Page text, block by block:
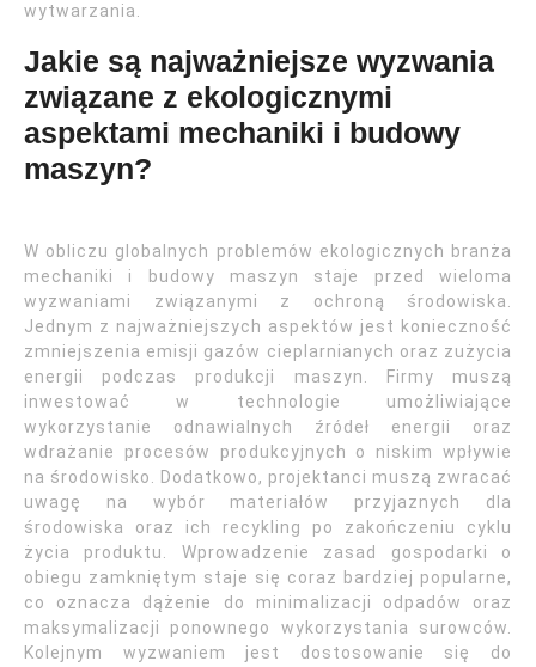
wytwarzania.
Jakie są najważniejsze wyzwania
związane z ekologicznymi
aspektami mechaniki i budowy
maszyn?
W obliczu globalnych problemów ekologicznych branża
mechaniki i budowy maszyn staje przed wieloma
wyzwaniami związanymi z ochroną środowiska.
Jednym z najważniejszych aspektów jest konieczność
zmniejszenia emisji gazów cieplarnianych oraz zużycia
energii podczas produkcji maszyn. Firmy muszą
inwestować w technologie umożliwiające
wykorzystanie odnawialnych źródeł energii oraz
wdrażanie procesów produkcyjnych o niskim wpływie
na środowisko. Dodatkowo, projektanci muszą zwracać
uwagę na wybór materiałów przyjaznych dla
środowiska oraz ich recykling po zakończeniu cyklu
życia produktu. Wprowadzenie zasad gospodarki o
obiegu zamkniętym staje się coraz bardziej popularne,
co oznacza dążenie do minimalizacji odpadów oraz
maksymalizacji ponownego wykorzystania surowców.
Kolejnym wyzwaniem jest dostosowanie się do